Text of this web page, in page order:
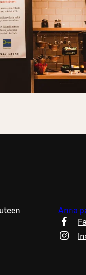
Anna